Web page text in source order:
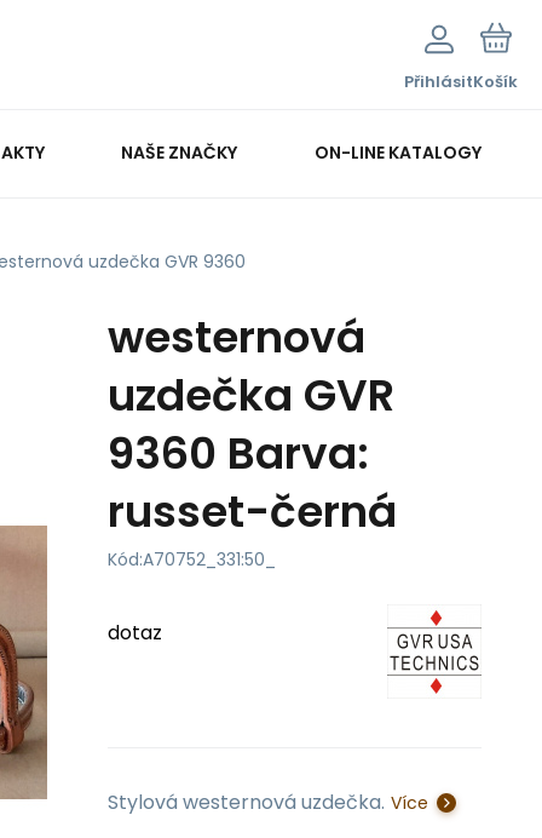
PřihlásitKošík
NAŠE ZNAČKY ON-LINE KATALOGY
uzdečka GVR 9360
westernová
uzdečka GVR
9360 Barva:
russet-černá
Kód:A70752_331:50_
dotaz
Stylová westernová uzdečka. Více